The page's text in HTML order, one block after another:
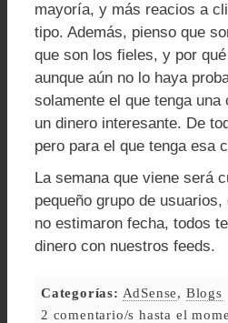
mayoría, y más reacios a
tipo. Además, pienso que
que son los fieles, y por
aunque aún no lo haya
solamente el que tenga
un dinero interesante. De
pero para el que tenga esa
La semana que viene será
pequeño grupo de
no estimaron fecha, todos
dinero con nuestros feeds.
Categorías: AdSense, Blogs
2 comentario/s hasta el